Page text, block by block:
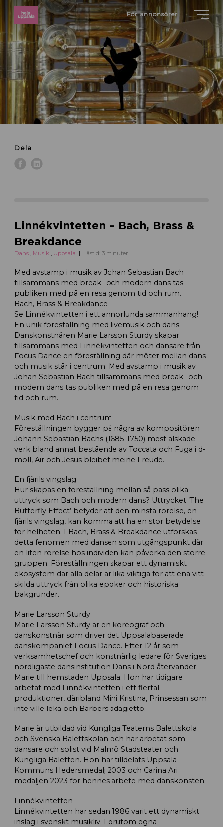
För annonsörer
Dela
Linnékvintetten – Bach, Brass &
Breakdance
Dans , Musik , Uppsala Lästid: 3 minuter
Med avstamp i musik av Johan Sebastian Bach
tillsammans med break- och modern dans tas
publiken med på en resa genom tid och rum.
Bach, Brass & Breakdance
Se Linnékvintetten i ett annorlunda sammanhang!
En unik föreställning med livemusik och dans.
Danskonstnären Marie Larsson Sturdy skapar
tillsammans med Linnékvintetten och dansare från
Focus Dance en föreställning där mötet mellan dans
och musik står i centrum. Med avstamp i musik av
Johan Sebastian Bach tillsammans med break- och
modern dans tas publiken med på en resa genom
tid och rum.
Musik med Bach i centrum
Föreställningen bygger på några av kompositören
Johann Sebastian Bachs (1685-1750) mest älskade
verk bland annat bestående av Toccata och Fuga i d-
moll, Air och Jesus bleibet meine Freude.
En fjärils vingslag
Hur skapas en föreställning mellan så pass olika
uttryck som Bach och modern dans? Uttrycket ’The
Butterfly Effect’ betyder att den minsta rörelse, en
fjärils vingslag, kan komma att ha en stor betydelse
för helheten. I Bach, Brass & Breakdance utforskas
detta fenomen med dansen som utgångspunkt där
en liten rörelse hos individen kan påverka den större
gruppen. Föreställningen skapar ett dynamiskt
ekosystem där alla delar är lika viktiga för att ena vitt
skilda uttryck från olika epoker och historiska
bakgrunder.
Marie Larsson Sturdy
Marie Larsson Sturdy är en koreograf och
danskonstnär som driver det Uppsalabaserade
danskompaniet Focus Dance. Efter 12 år som
verksamhetschef och konstnärlig ledare för Sveriges
nordligaste dansinstitution Dans i Nord återvänder
Marie till hemstaden Uppsala. Hon har tidigare
arbetat med Linnékvintetten i ett flertal
produktioner, däribland Mini Kristina, Prinsessan som
inte ville leka och Barbers adagietto.
Marie är utbildad vid Kungliga Teaterns Balettskola
och Svenska Balettskolan och har arbetat som
dansare och solist vid Malmö Stadsteater och
Kungliga Baletten. Hon har tilldelats Uppsala
Kommuns Hedersmedalj 2003 och Carina Ari
medaljen 2023 för hennes arbete med danskonsten.
Linnékvintetten
Linnékvintetten har sedan 1986 varit ett dynamiskt
inslag i svenskt musikliv. Förutom egna